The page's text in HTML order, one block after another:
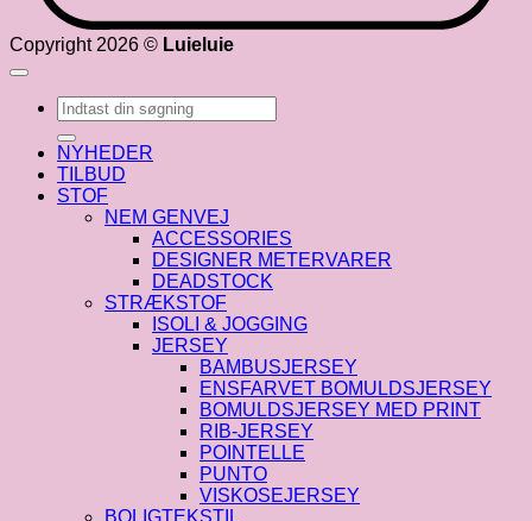
Copyright 2026 © Luieluie
Søg
efter:
NYHEDER
TILBUD
STOF
NEM GENVEJ
ACCESSORIES
DESIGNER METERVARER
DEADSTOCK
STRÆKSTOF
ISOLI & JOGGING
JERSEY
BAMBUSJERSEY
ENSFARVET BOMULDSJERSEY
BOMULDSJERSEY MED PRINT
RIB-JERSEY
POINTELLE
PUNTO
VISKOSEJERSEY
BOLIGTEKSTIL